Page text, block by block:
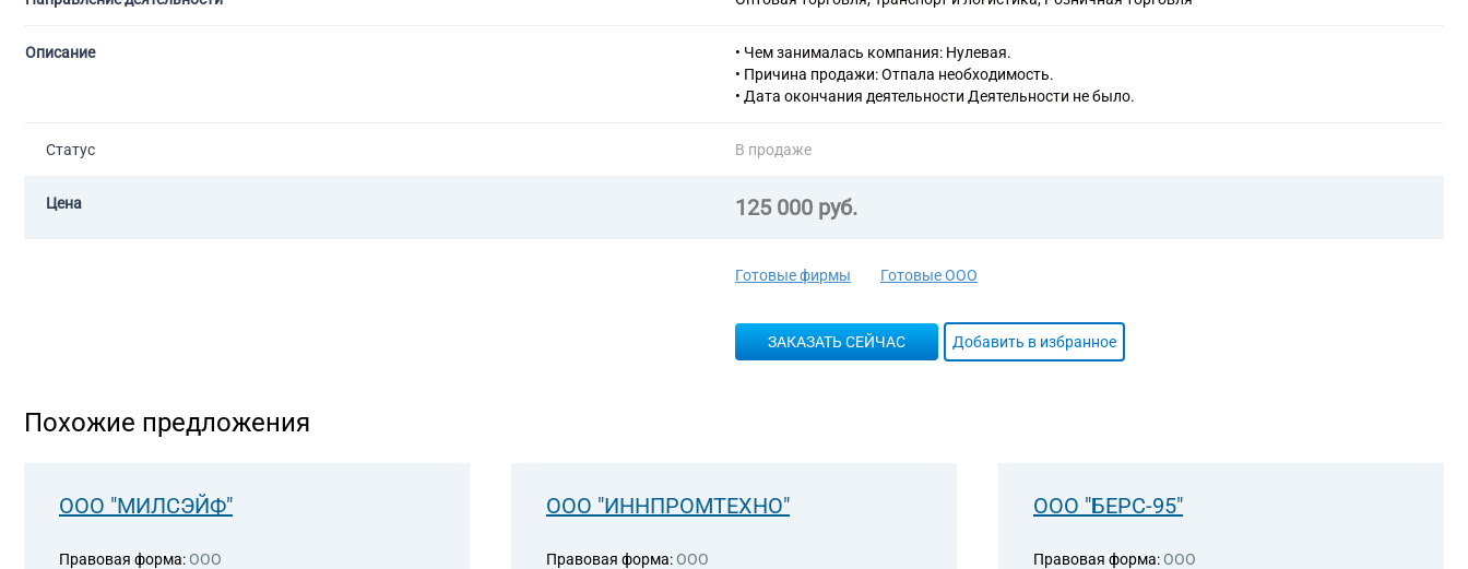
Описание
• Чем занималась компания: Нулевая.
• Причина продажи: Отпала необходимость.
• Дата окончания деятельности Деятельности не было.
Статус В продаже
Цена 125 000 руб.
Готовые фирмы Готовые ООО
ЗАКАЗАТЬ СЕЙЧАС Добавить в избранное
Похожие предложения
ООО "МИЛСЭЙФ"
Правовая форма: ООО
ООО "ИННПРОМТЕХНО"
Правовая форма: ООО
ООО "БЕРС-95"
Правовая форма: ООО